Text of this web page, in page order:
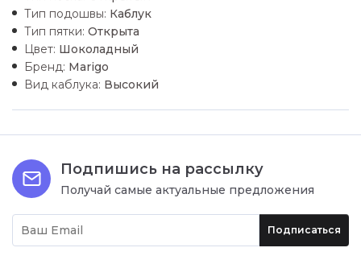
Тип подошвы: Каблук
Тип пятки: Открыта
Цвет: Шоколадный
Бренд: Marigo
Вид каблука: Высокий
Подпишись на рассылку
Получай самые актуальные предложения
Подписаться